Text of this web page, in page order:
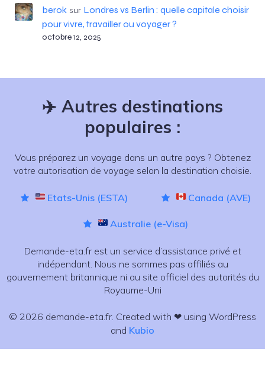
beroksur Londres vs Berlin : quelle capitale choisir
pour vivre, travailler ou voyager ?
octobre 12, 2025
✈️ Autres destinations
populaires :
Vous préparez un voyage dans un autre pays ? Obtenez
votre autorisation de voyage selon la destination choisie.
Etats-Unis (ESTA) Canada (AVE)
Australie (e-Visa)
Demande-eta.fr est un service d’assistance privé et
indépendant. Nous ne sommes pas affiliés au
gouvernement britannique ni au site officiel des autorités du
Royaume-Uni
© 2026 demande-eta.fr. Created with ❤ using WordPress
and Kubio